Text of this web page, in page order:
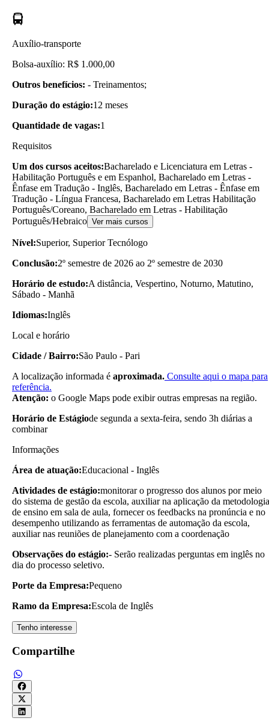
Auxílio-transporte
Bolsa-auxílio: R$ 1.000,00
Outros benefícios: - Treinamentos;
Duração do estágio:12 meses
Quantidade de vagas:1
Requisitos
Um dos cursos aceitos:Bacharelado e Licenciatura em Letras -
Habilitação Português e em Espanhol, Bacharelado em Letras -
Ênfase em Tradução - Inglês, Bacharelado em Letras - Ênfase em
Tradução - Língua Francesa, Bacharelado em Letras Habilitação
Português/Coreano, Bacharelado em Letras - Habilitação
Português/Hebraico Ver mais cursos
Nível:Superior, Superior Tecnólogo
Conclusão:2º semestre de 2026 ao 2º semestre de 2030
Horário de estudo:A distância, Vespertino, Noturno, Matutino,
Sábado - Manhã
Idiomas:Inglês
Local e horário
Cidade / Bairro:São Paulo - Pari
A localização informada é aproximada. Consulte aqui o mapa para
referência.
Atenção: o Google Maps pode exibir outras empresas na região.
Horário de Estágiode segunda a sexta-feira, sendo 3h diárias a
combinar
Informações
Área de atuação:Educacional - Inglês
Atividades de estágio:monitorar o progresso dos alunos por meio
do sistema de gestão da escola, auxiliar na aplicação da metodologia
de ensino em sala de aula, fornecer os feedbacks na pronúncia e no
desempenho utilizando as ferramentas de automação da escola,
auxiliar nas reuniões de planejamento com a coordenação
Observações do estágio:- Serão realizadas perguntas em inglês no
dia do processo seletivo.
Porte da Empresa:Pequeno
Ramo da Empresa:Escola de Inglês
Tenho interesse
Compartilhe